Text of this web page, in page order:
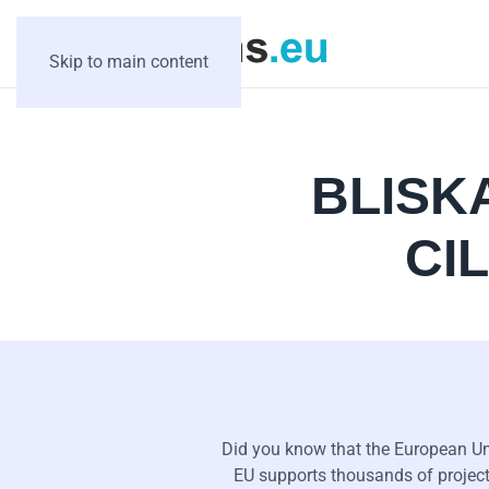
Skip to main content
Did you know that the European
EU supports thousands of